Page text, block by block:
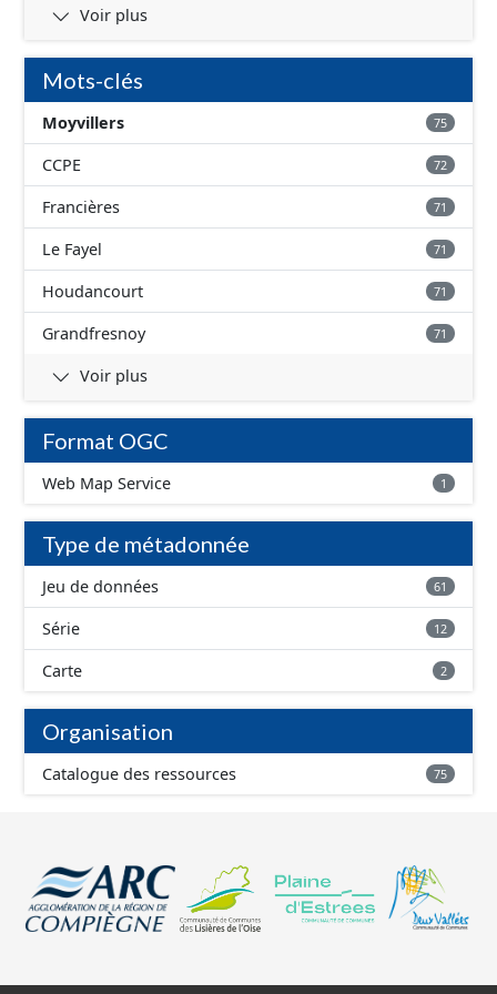
Voir plus
Mots-clés
Moyvillers 75
CCPE 72
Francières 71
Le Fayel 71
Houdancourt 71
Grandfresnoy 71
Voir plus
Format OGC
Web Map Service 1
Type de métadonnée
Jeu de données 61
Série 12
Carte 2
Organisation
Catalogue des ressources 75